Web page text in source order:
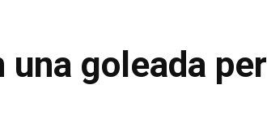
una goleada per